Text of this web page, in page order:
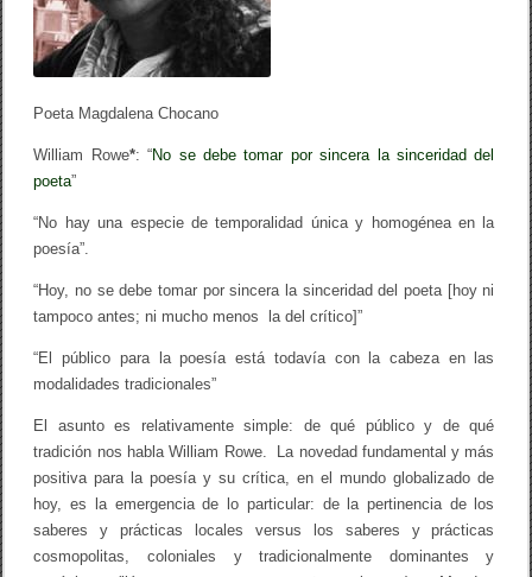
Poeta Magdalena Chocano
William Rowe*: “No se debe tomar por sincera la sinceridad del
poeta”
“No hay una especie de temporalidad única y homogénea en la
poesía”.
“Hoy, no se debe tomar por sincera la sinceridad del poeta [hoy ni
tampoco antes; ni mucho menos la del crítico]”
“El público para la poesía está todavía con la cabeza en las
modalidades tradicionales”
El asunto es relativamente simple: de qué público y de qué
tradición nos habla William Rowe. La novedad fundamental y más
positiva para la poesía y su crítica, en el mundo globalizado de
hoy, es la emergencia de lo particular: de la pertinencia de los
saberes y prácticas locales versus los saberes y prácticas
cosmopolitas, coloniales y tradicionalmente dominantes y